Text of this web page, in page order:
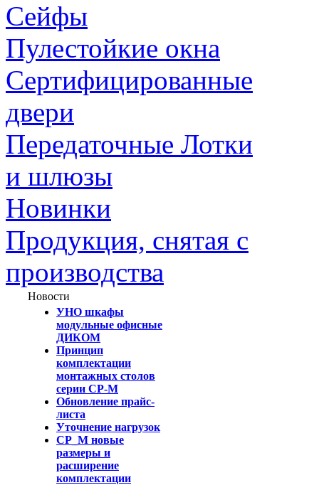
Сейфы
Пулестойкие окна
Сертифицированные
двери
Передаточные Лотки
и шлюзы
Новинки
Продукция, снятая с
производства
Новости
УНО шкафы
модульные офисные
ДИКОМ
Принцип
комплектации
монтажных столов
серии СР-М
Обновление прайс-
листа
Уточнение нагрузок
СР_М новые
размеры и
расширение
комплектации